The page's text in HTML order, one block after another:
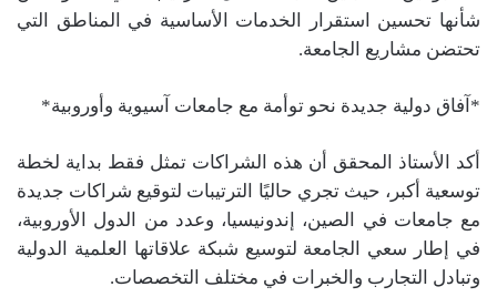
شأنها تحسين استقرار الخدمات الأساسية في المناطق التي
تحتضن مشاريع الجامعة.
*آفاق دولية جديدة نحو توأمة مع جامعات آسيوية وأوروبية*
أكد الأستاذ المحقق أن هذه الشراكات تمثل فقط بداية لخطة
توسعية أكبر، حيث تجري حاليًا الترتيبات لتوقيع شراكات جديدة
مع جامعات في الصين، إندونيسيا، وعدد من الدول الأوروبية،
في إطار سعي الجامعة لتوسيع شبكة علاقاتها العلمية الدولية
وتبادل التجارب والخبرات في مختلف التخصصات.